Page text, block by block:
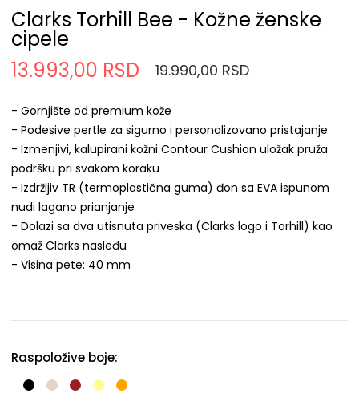
Clarks Torhill Bee - Kožne ženske
cipele
13.993,00 RSD
19.990,00 RSD
- Gornjište od premium kože
- Podesive pertle za sigurno i personalizovano pristajanje
- Izmenjivi, kalupirani kožni Contour Cushion uložak pruža
podršku pri svakom koraku
- Izdržljiv TR (termoplastična guma) đon sa EVA ispunom
nudi lagano prianjanje
- Dolazi sa dva utisnuta priveska (Clarks logo i Torhill) kao
omaž Clarks nasleđu
- Visina pete: 40 mm
Raspoložive boje: